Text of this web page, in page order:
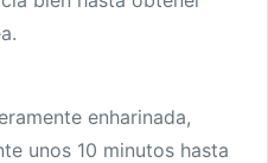
enharinada,
unos 10 minutos hasta